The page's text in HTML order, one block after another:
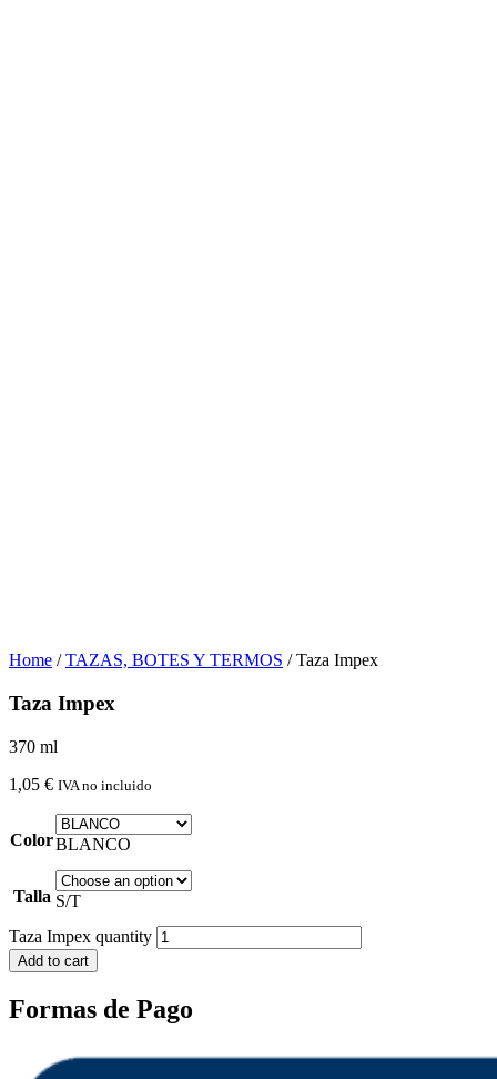
Home /TAZAS, BOTES Y TERMOS / Taza Impex
Taza Impex
370 ml
1,05 € IVA no incluido
ColorBLANCO
Talla S/T
Taza Impex quantity
Add to cart
Formas de Pago